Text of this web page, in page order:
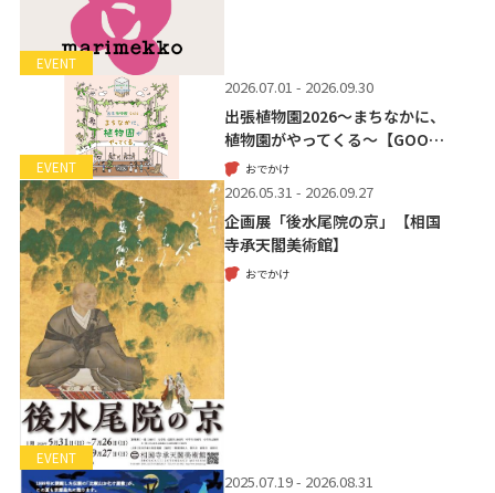
EVENT
EVENT
2026.07.01 - 2026.09.30
出張植物園2026～まちなかに、
植物園がやってくる～【GOO…
おでかけ
EVENT
2026.05.31 - 2026.09.27
企画展「後水尾院の京」【相国
寺承天閣美術館】
おでかけ
2025.07.19 - 2026.08.31